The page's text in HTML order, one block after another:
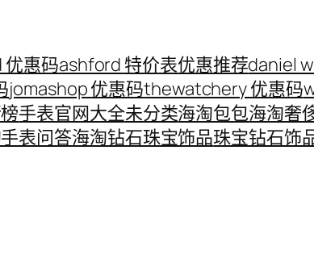
惠码ashford 特价表优惠推荐daniel
jomashop 优惠码thewatchery 优惠码
手表官网大全未分类海淘包包海淘奢
表问答海淘钻石珠宝饰品珠宝钻石饰